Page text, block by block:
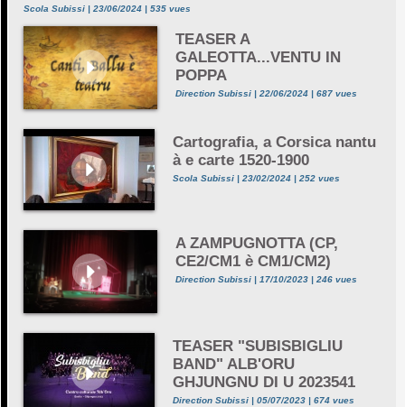
Scola Subissi | 23/06/2024 | 535 vues
TEASER A
GALEOTTA...VENTU IN
POPPA
Direction Subissi | 22/06/2024 | 687 vues
Cartografia, a Corsica nantu
à e carte 1520-1900
Scola Subissi | 23/02/2024 | 252 vues
A ZAMPUGNOTTA (CP,
CE2/CM1 è CM1/CM2)
Direction Subissi | 17/10/2023 | 246 vues
TEASER "SUBISBIGLIU
BAND" ALB'ORU
GHJUNGNU DI U 2023541
Direction Subissi | 05/07/2023 | 674 vues